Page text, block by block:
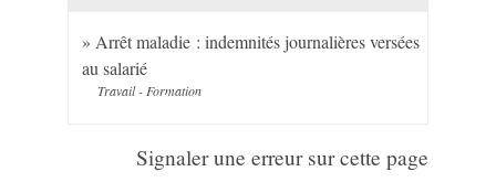
Arrêt maladie : indemnités journalières versées
au salarié
Travail - Formation
Signaler une erreur sur cette page